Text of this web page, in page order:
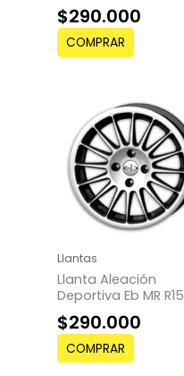
$290.000
COMPRAR
Llantas
Llanta Aleación
Deportiva Eb MR R15
$290.000
COMPRAR